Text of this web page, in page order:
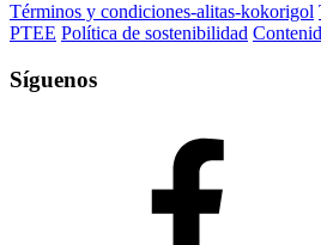
Términos y condiciones-alitas-kokorigol
PTEE Política de sostenibilidad
Síguenos